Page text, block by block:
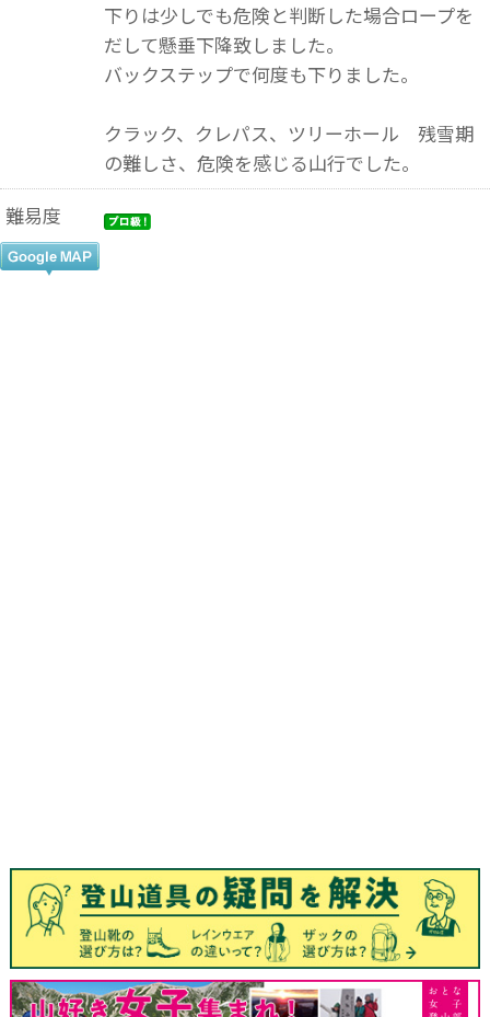
下りは少しでも危険と判断した場合ロープを
だして懸垂下降致しました。
バックステップで何度も下りました。
クラック、クレパス、ツリーホール 残雪期
の難しさ、危険を感じる山行でした。
難易度